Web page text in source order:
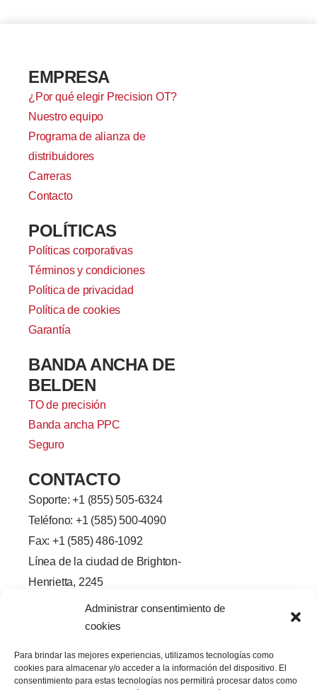
Administrar consentimiento de
cookies
Para brindar las mejores experiencias, utilizamos tecnologías como
cookies para almacenar y/o acceder a la información del dispositivo. El
consentimiento para estas tecnologías nos permitirá procesar datos como
EMPRESA
¿Por qué elegir Precision OT?
Nuestro equipo
Programa de alianza de
distribuidores
Carreras
Contacto
POLÍTICAS
Políticas corporativas
Términos y condiciones
Política de privacidad
Política de cookies
Garantía
BANDA ANCHA DE
BELDEN
TO de precisión
Banda ancha PPC
Seguro
CONTACTO
Soporte: +1 (855) 505-6324
Teléfono: +1 (585) 500-4090
Fax: +1 (585) 486-1092
Línea de la ciudad de Brighton-
Henrietta, 2245
Rochester, Nueva York 14623
e
b
o
o
e
d
I
o
e
o
T
u
b
e